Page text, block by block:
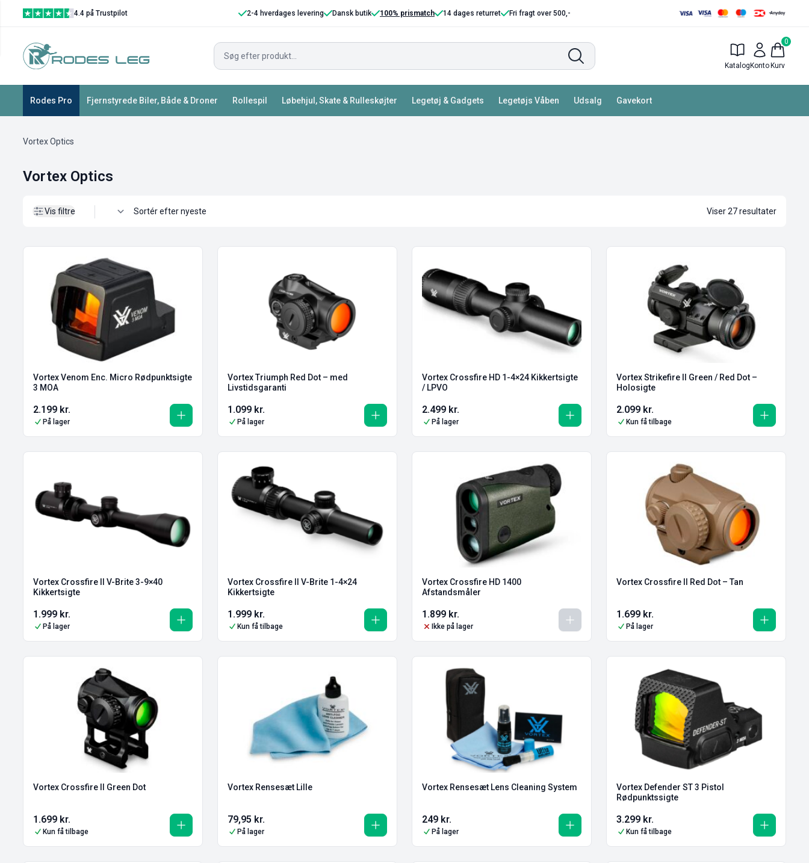
4.4 på Trustpilot 2-4 hverdages levering Dansk butik 100% prismatch 14 dages returret Fri fragt over 500,-
Katalog Konto
0
Kurv
Rodes Pro Fjernstyrede Biler, Både & Droner Rollespil Løbehjul, Skate & Rulleskøjter Legetøj & Gadgets Legetøjs Våben Udsalg Gavekort
Vis filtre
Vortex Optics
Vortex Optics
Vis filtre Viser 27 resultater
Vortex Venom Enc. Micro Rødpunktsigte
3 MOA
2.199 kr.
På lager
Vortex Triumph Red Dot – med
Livstidsgaranti
1.099 kr.
På lager
Vortex Crossfire HD 1-4×24 Kikkertsigte
/ LPVO
2.499 kr.
På lager
Vortex Strikefire II Green / Red Dot –
Holosigte
2.099 kr.
Kun få tilbage
Vortex Crossfire II V-Brite 3-9×40
Kikkertsigte
1.999 kr.
På lager
Vortex Crossfire II V-Brite 1-4×24
Kikkertsigte
1.999 kr.
Kun få tilbage
Vortex Crossfire HD 1400
Afstandsmåler
1.899 kr.
Ikke på lager
Vortex Crossfire II Red Dot – Tan
1.699 kr.
På lager
Vortex Crossfire II Green Dot
1.699 kr.
Kun få tilbage
Vortex Rensesæt Lille
79,95 kr.
På lager
Vortex Rensesæt Lens Cleaning System
249 kr.
På lager
Vortex Defender ST 3 Pistol
Rødpunktssigte
3.299 kr.
Kun få tilbage